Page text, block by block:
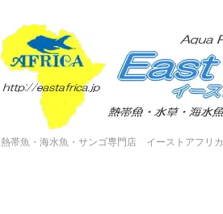
熱帯魚・海水魚・サンゴ専門店 イーストアフリカ